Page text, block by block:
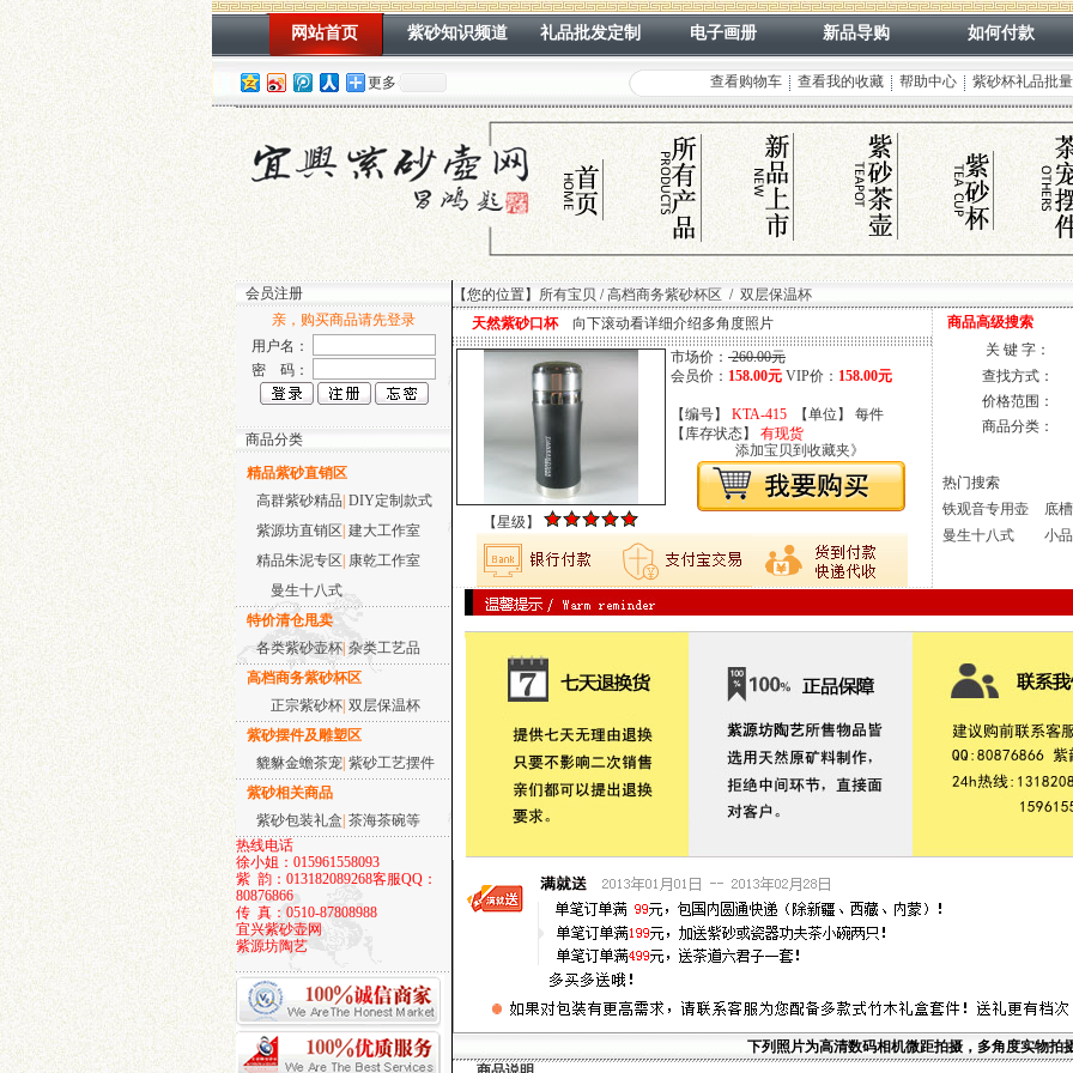
网站首页 紫砂知识频道 礼品批发定制 电子画册 新品导购 如何付款
更多 查看购物车 查看我的收藏 帮助中心 紫砂杯礼品批
会员注册
亲，购买商品请先登录
用户名：
密 码：
商品分类
精品紫砂直销区
高群紫砂精品 DIY定制款式
紫源坊直销区 建大工作室
精品朱泥专区 康乾工作室
曼生十八式
特价清仓甩卖
各类紫砂壶杯 杂类工艺品
高档商务紫砂杯区
正宗紫砂杯 双层保温杯
紫砂摆件及雕塑区
貔貅金蟾茶宠 紫砂工艺摆件
紫砂相关商品
紫砂包装礼盒 茶海茶碗等
热线电话
徐小姐：015961558093
紫 韵：013182089268客服QQ：
80876866
传 真：0510-87808988
宜兴紫砂壶网
紫源坊陶艺
大彬如意壶
西施-铁观音小品
子冶石瓢小品
【您的位置】 所有宝贝 /高档商务紫砂杯区 / 双层保温杯
天然紫砂口杯向下滚动看详细介绍多角度照片
【星级】
市场价： 260.00元
会员价： 158.00元 VIP价： 158.00元
【编号】 KTA-415 【单位】 每件
【库存状态】 有现货
添加宝贝到收藏夹》
商品高级搜索
关 键 字：
查找方式：
价格范围：
商品分类：
热门搜索
铁观音专用壶
底
曼生十八式
小品
下列照片为高清数码相机微距拍摄，多角度实物拍